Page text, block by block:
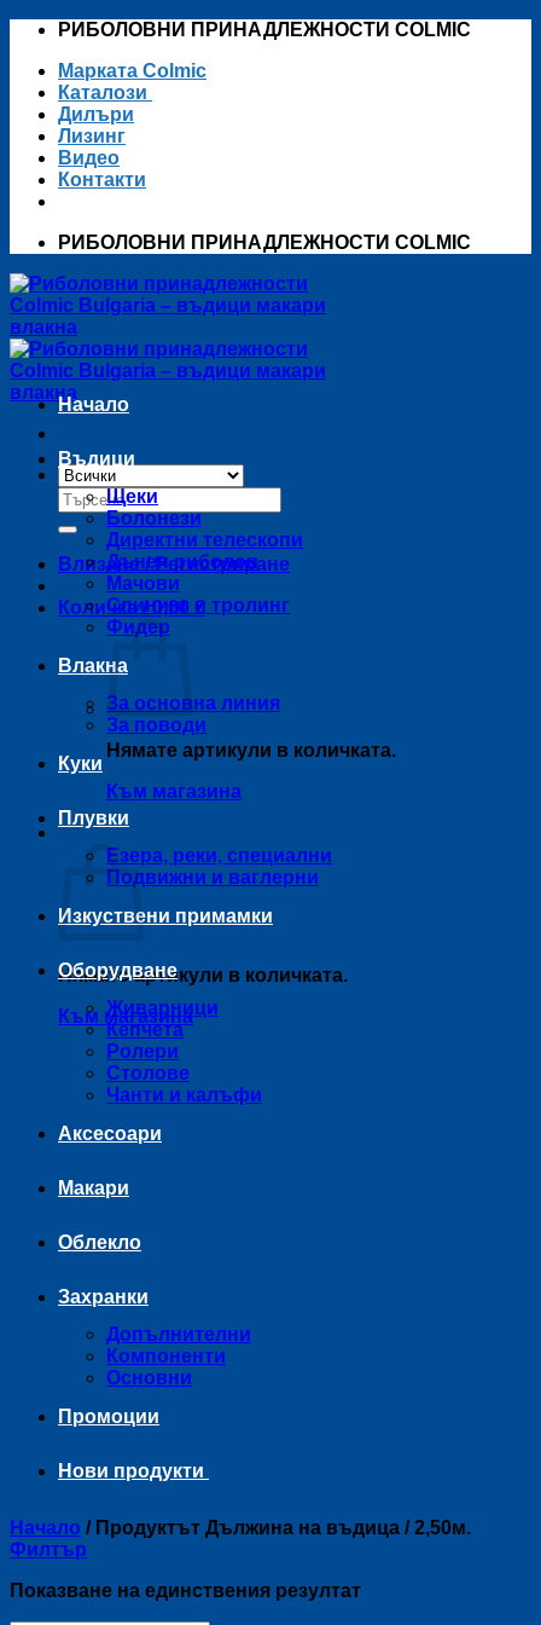
Skip
content
РИБОЛОВНИ ПРИНАДЛЕЖНОСТИ COLMIC
Марката Colmic
Каталози
Дилъри
Лизинг
Видео
Контакти
РИБОЛОВНИ ПРИНАДЛЕЖНОСТИ COLMIC
Търсене
за:
Влизане / Регистриране
Количка /0,00 €
Нямате артикули в количката.
Към магазина
Количка
Нямате артикули в количката.
Към магазина
Начало
Въдици
Щеки
Болонези
Директни телескопи
Дънен риболов
Мачови
Спининг и тролинг
Фидер
Влакна
За основна линия
За поводи
Куки
Плувки
Езера, реки, специални
Подвижни и ваглерни
Изкуствени примамки
Оборудване
Живарници
Кепчета
Ролери
Столове
Чанти и калъфи
Аксесоари
Макари
Облекло
Захранки
Допълнителни
Компоненти
Основни
Промоции
Нови продукти
Начало /Продуктът Дължина на въдица /2,50м.
Филтър
Показване на единствения резултат